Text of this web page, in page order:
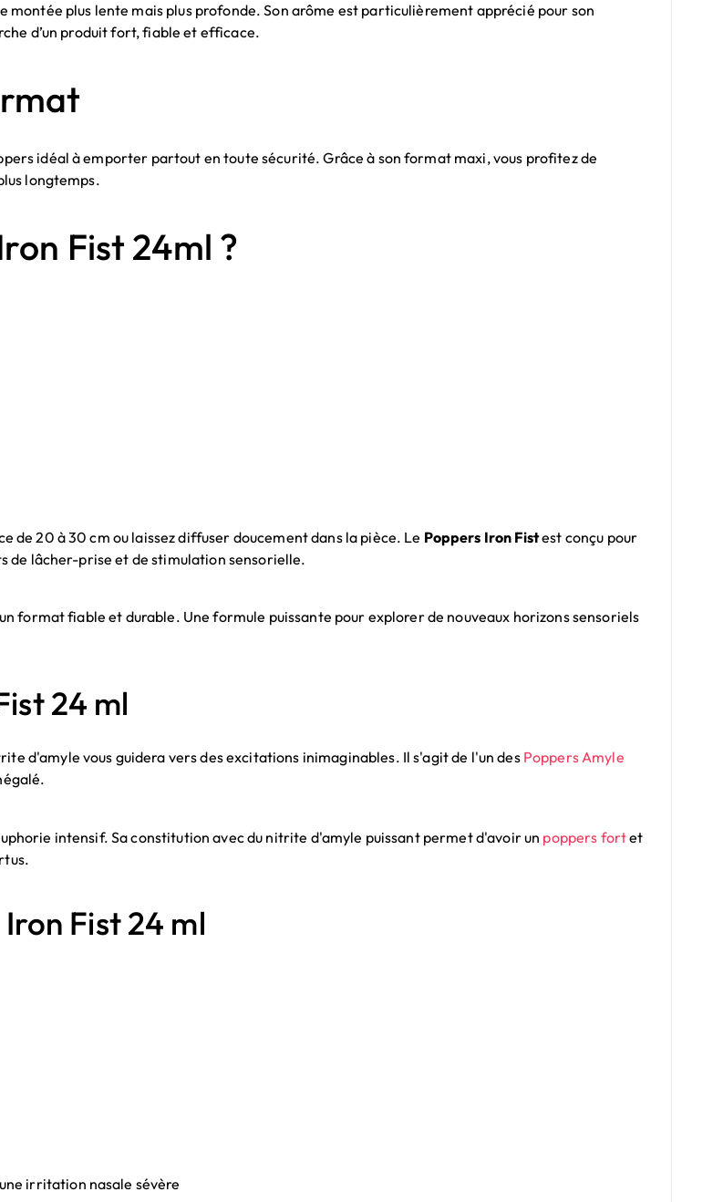
montée plus lente mais plus profonde. Son arôme est particulièrement apprécié pour son
d’un produit fort, fiable et efficace.
idéal à emporter partout en toute sécurité. Grâce à son format maxi, vous profitez de
longtemps.
Fist 24ml ?
de 20 à 30 cm ou laissez diffuser doucement dans la pièce. Le Poppers Iron Fistest conçu pour
de lâcher-prise et de stimulation sensorielle.
format fiable et durable. Une formule puissante pour explorer de nouveaux horizons sensoriels
24 ml
d'amyle vous guidera vers des excitations inimaginables. Il s'agit de l'un des Poppers Amyle
intensif. Sa constitution avec du nitrite d'amyle puissant permet d'avoir un poppers fortet
Fist 24 ml
irritation nasale sévère